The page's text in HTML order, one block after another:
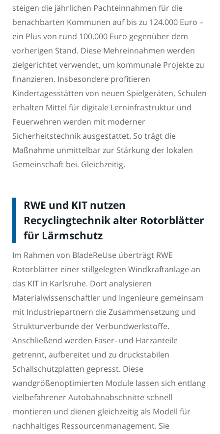
steigen die jährlichen Pachteinnahmen für die
benachbarten Kommunen auf bis zu 124.000 Euro –
ein Plus von rund 100.000 Euro gegenüber dem
vorherigen Stand. Diese Mehreinnahmen werden
zielgerichtet verwendet, um kommunale Projekte zu
finanzieren. Insbesondere profitieren
Kindertagesstätten von neuen Spielgeräten, Schulen
erhalten Mittel für digitale Lerninfrastruktur und
Feuerwehren werden mit moderner
Sicherheitstechnik ausgestattet. So trägt die
Maßnahme unmittelbar zur Stärkung der lokalen
Gemeinschaft bei. Gleichzeitig.
RWE und KIT nutzen
Recyclingtechnik alter Rotorblätter
für Lärmschutz
Im Rahmen von BladeReUse überträgt RWE
Rotorblätter einer stillgelegten Windkraftanlage an
das KIT in Karlsruhe. Dort analysieren
Materialwissenschaftler und Ingenieure gemeinsam
mit Industriepartnern die Zusammensetzung und
Strukturverbunde der Verbundwerkstoffe.
Anschließend werden Faser- und Harzanteile
getrennt, aufbereitet und zu druckstabilen
Schallschutzplatten gepresst. Diese
wandgrößenoptimierten Module lassen sich entlang
vielbefahrener Autobahnabschnitte schnell
montieren und dienen gleichzeitig als Modell für
nachhaltiges Ressourcenmanagement. Sie